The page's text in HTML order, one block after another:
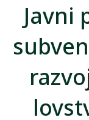
Javni